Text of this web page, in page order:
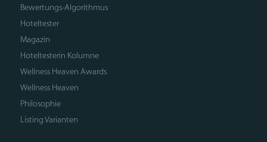
Bewertungs-Algorithmus
Hoteltester
Magazin
Hoteltesterin Kolumne
Wellness Heaven Awards
Wellness Heaven
Philosophie
Listing Varianten